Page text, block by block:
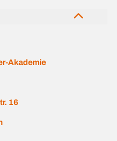
Akademie
16